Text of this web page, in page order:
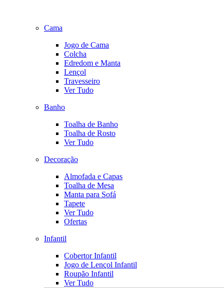
Cama
Jogo de Cama
Colcha
Edredom e Manta
Lençol
Travesseiro
Ver Tudo
Banho
Toalha de Banho
Toalha de Rosto
Ver Tudo
Decoração
Almofada e Capas
Toalha de Mesa
Manta para Sofá
Tapete
Ver Tudo
Ofertas
Infantil
Cobertor Infantil
Jogo de Lençol Infantil
Roupão Infantil
Ver Tudo